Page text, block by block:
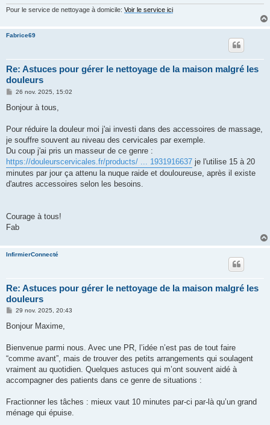
Pour le service de nettoyage à domicile: Voir le service ici
Fabrice69
Re: Astuces pour gérer le nettoyage de la maison malgré les
douleurs
M
s
g
26 nov. 2025, 15:02
Bonjour à tous,
Pour réduire la douleur moi j'ai investi dans des accessoires de massage,
je souffre souvent au niveau des cervicales par exemple.
Du coup j'ai pris un masseur de ce genre :
https://douleurscervicales.fr/products/ ... 1931916637 je l'utilise 15 à 20
minutes par jour ça attenu la nuque raide et douloureuse, après il existe
d'autres accessoires selon les besoins.
Courage à tous!
Fab
InfirmierConnecté
Re: Astuces pour gérer le nettoyage de la maison malgré les
douleurs
M
s
g
29 nov. 2025, 20:43
Bonjour Maxime,
Bienvenue parmi nous. Avec une PR, l’idée n’est pas de tout faire
“comme avant”, mais de trouver des petits arrangements qui soulagent
vraiment au quotidien. Quelques astuces qui m’ont souvent aidé à
accompagner des patients dans ce genre de situations :
Fractionner les tâches : mieux vaut 10 minutes par-ci par-là qu’un grand
ménage qui épuise.